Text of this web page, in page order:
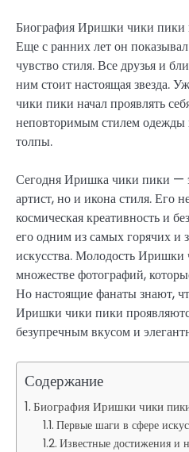
Биография Иришки чики пики
Еще с ранних лет он
чувство стиля. Все друзья и
ним стоит настоящая звезда.
чики пики начал проявлять
неповторимым стилем одежды
толпы.
Сегодня Иришка чики пики —
артист, но и икона стиля. Его
космическая креативность и
его одним из самых горячих и
искусства. Молодость Иришки
множестве фотографий,
Но настоящие фанаты знают,
Иришки чики пики
безупречным вкусом и
Содержание
Биография Иришки чики
Первые шаги в сфере
Известные достижения и